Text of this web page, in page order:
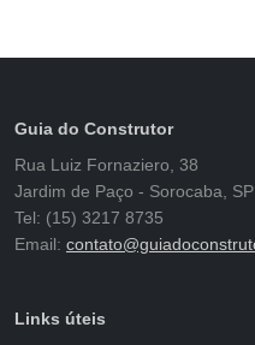
Guia do Construtor
Rua Luiz Fornaziero, 38
Jardim de Paço - Sorocaba, SP
Tel: (15) 3217 8735
Email:
Links úteis